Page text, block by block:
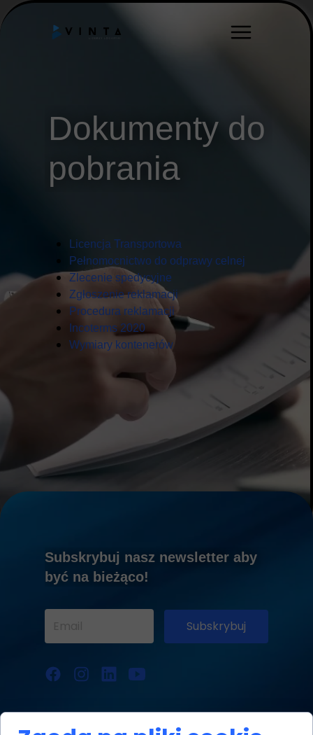
Licencja Transportowa
Pełnomocnictwo do odprawy celnej
Zlecenie spedycyjne
Zgłoszenie reklamacji
Procedura reklamacji
Incoterms 2020
Wymiary kontenerów
Dokumenty do
pobrania
Subskrybuj nasz newsletter aby
być na bieżąco!
Subskrybuj